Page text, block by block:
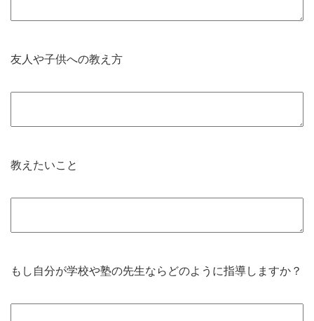
友人や子供への教え方
教えたいこと
もし自分が学校や塾の先生ならどのように指導しますか？